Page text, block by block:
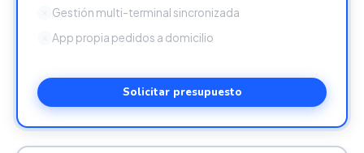
Gestión multi-terminal sincronizada
App propia pedidos a domicilio
Solicitar presupuesto